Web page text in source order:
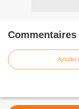
Commentaires
Ajouter